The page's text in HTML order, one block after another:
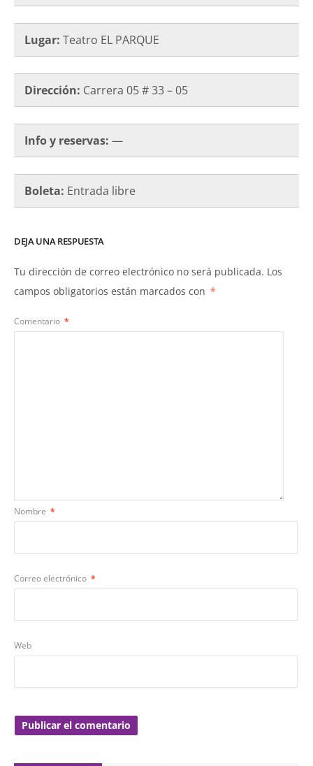
Lugar: Teatro EL PARQUE
Dirección: Carrera 05 # 33 – 05
Info y reservas: —
Boleta: Entrada libre
DEJA UNA RESPUESTA
Tu dirección de correo electrónico no será publicada. Los
campos obligatorios están marcados con *
Comentario *
Nombre *
Correo electrónico *
Web